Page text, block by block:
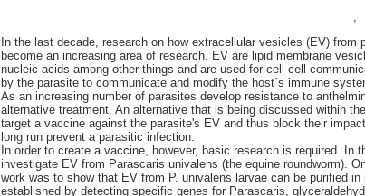
In the last decade, research on how extracellular vesicles (EV) from
become an increasing area of research. EV are lipid membrane
nucleic acids among other things and are used for cell-cell
by the parasite to communicate and modify the host´s immune
As an increasing number of parasites develop resistance to
alternative treatment. An alternative that is being discussed within
target a vaccine against the parasite's EV and thus block their
long run prevent a parasitic infection.
In order to create a vaccine, however, basic research is required. In
investigate EV from Parascaris univalens (the equine roundworm).
work was to show that EV from P. univalens larvae can be purified
established by detecting specific genes for Parascaris,